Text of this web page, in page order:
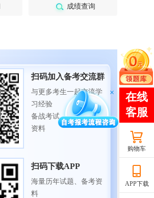
成绩查询
扫码加入备考交流群
与更多考生一起交流学
习经验
备战考试，获取试题及
资料
扫码下载APP
海量历年试题、备考资
料
购物车
APP下载